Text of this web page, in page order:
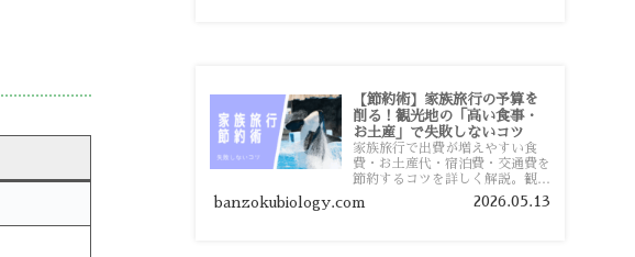
【節約術】家族旅行の予算を
削る！観光地の「高い食事・
お土産」で失敗しないコツ
家族旅行で出費が増えやすい食
費・お土産代・宿泊費・交通費を
節約するコツを詳しく解説。観光
地価格を避ける方法や、早割・ス
ーパー活用術、予算管理のポイン
banzokubiology.com 2026.05.13